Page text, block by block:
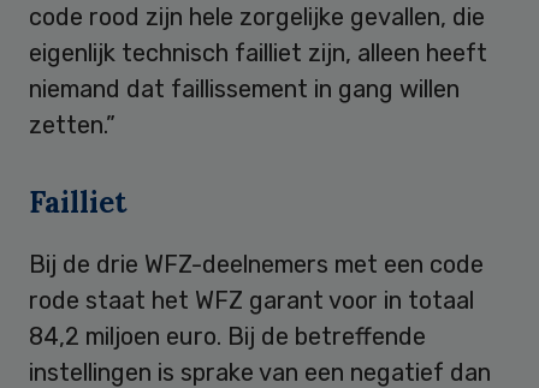
code rood zijn hele zorgelijke gevallen, die
eigenlijk technisch failliet zijn, alleen heeft
niemand dat faillissement in gang willen
zetten.”
Failliet
Bij de drie WFZ-deelnemers met een code
rode staat het WFZ garant voor in totaal
84,2 miljoen euro. Bij de betreffende
instellingen is sprake van een negatief dan